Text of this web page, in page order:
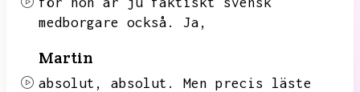
medborgare också.
Ja,
Martin
absolut, absolut.
Men precis läste